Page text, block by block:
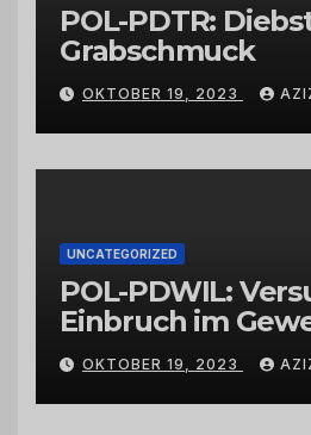
POL-PDTR:
Grabschmuck
OKTOBER 19, 2023
UNCATEGORIZED
POL-PDWIL:
Einbruch im
Wittlich
OKTOBER 19, 2023